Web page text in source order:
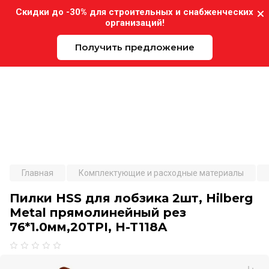
Скидки до -30% для строительных и снабженческих
организаций!
Получить предложение
Главная Комплектующие и расходные материалы
Пилки HSS для лобзика 2шт, Hilberg
Metal прямолинейный рез
76*1.0мм,20TPI, H-T118A